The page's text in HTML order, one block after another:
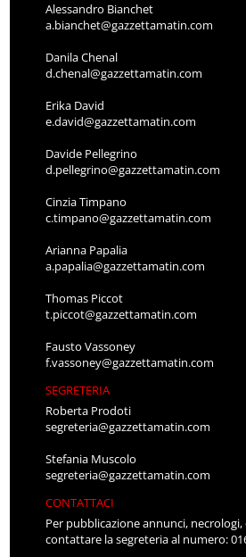
Alessandro Bianchet
a.bianchet@gazzettamatin.com
Danila Chenal
d.chenal@gazzettamatin.com
Erika David
e.david@gazzettamatin.com
Davide Pellegrino
d.pellegrino@gazzettamatin.com
Cinzia Timpano
c.timpano@gazzettamatin.com
Arianna Papalia
a.papalia@gazzettamatin.com
Thomas Piccot
t.piccot@gazzettamatin.com
Fausto Vassoney
f.vassoney@gazzettamatin.com
SEGRETERIA
Roberta Prodoti
segreteria@gazzettamatin.com
Stefania Muscolo
segreteria@gazzettamatin.com
CONTATTACI
Per pubblicazione annunci,
contattare la segreteria al numero: